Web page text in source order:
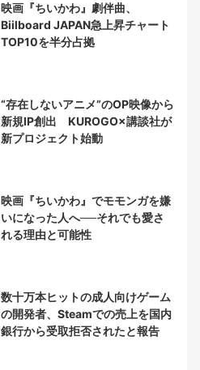
映画『ちいかわ』劇伴曲、
Biilboard JAPAN急上昇チャート
TOP10を半分占拠
“存在しないアニメ”のOP映像から
新規IP創出 KUROGO×講談社が
新プロジェクト始動
映画『ちいかわ』でモモンガを嫌
いになった人へ──それでも愛さ
れる理由と可能性
数十万本ヒットの成人向けゲーム
の開発者、Steamでの売上を国内
銀行から受取拒否されたと報告